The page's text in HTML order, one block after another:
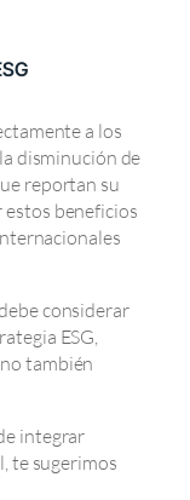
a los
disminución de
reportan su
beneficios
considerar
ESG,
también
integrar
te sugerimos